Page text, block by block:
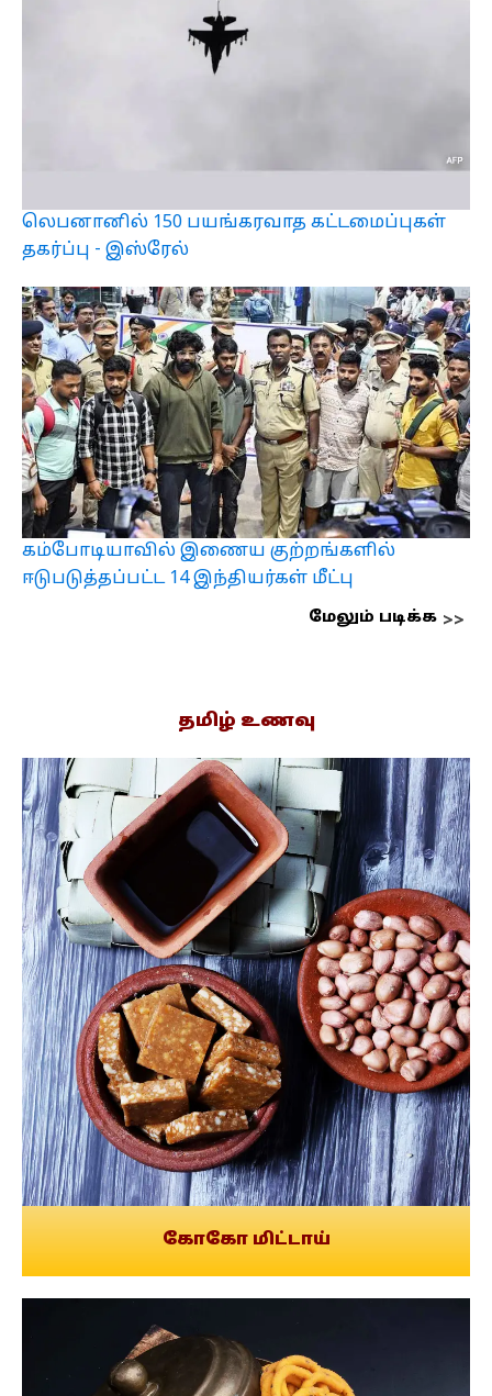
லெபனானில் 150 பயங்கரவாத கட்டமைப்புகள்
தகர்ப்பு - இஸ்ரேல்
கம்போடியாவில் இணைய குற்றங்களில்
ஈடுபடுத்தப்பட்ட 14 இந்தியர்கள் மீட்பு
மேலும் படிக்க
தமிழ் உணவு
கோகோ மிட்டாய்